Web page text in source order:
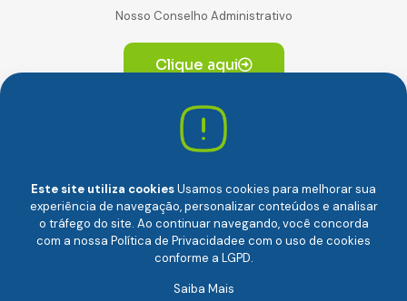
Nosso Conselho Administrativo
Clique aqui
Av. Paulista, 2064. Conjunto 14, (Edifício Paulista) -
CEP 01310-928 Consolação – São Paulo/SP
Câmara Brasileira da Economia Digital (camara-e.net) |
Este site utiliza cookiesUsamos cookies para melhorar sua
experiência de navegação, personalizar conteúdos e analisar
o tráfego do site. Ao continuar navegando, você concorda
com a nossa Política de Privacidadee com o uso de cookies
conforme a LGPD.
Saiba Mais